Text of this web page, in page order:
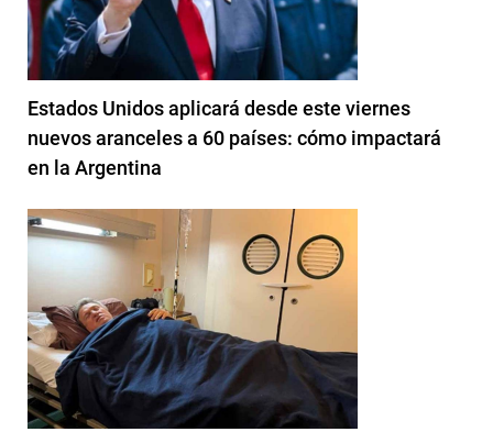
Estados Unidos aplicará desde este viernes
nuevos aranceles a 60 países: cómo impactará
en la Argentina